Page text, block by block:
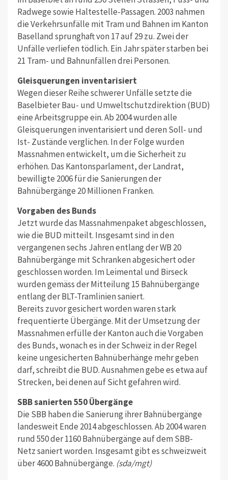
Radwege sowie Haltestelle-Passagen. 2003 nahmen
die Verkehrsunfälle mit Tram und Bahnen im Kanton
Baselland sprunghaft von 17 auf 29 zu. Zwei der
Unfälle verliefen tödlich. Ein Jahr später starben bei
21 Tram- und Bahnunfällen drei Personen.
Gleisquerungen inventarisiert
Wegen dieser Reihe schwerer Unfälle setzte die
Baselbieter Bau- und Umweltschutzdirektion (BUD)
eine Arbeitsgruppe ein. Ab 2004 wurden alle
Gleisquerungen inventarisiert und deren Soll- und
Ist- Zustände verglichen. In der Folge wurden
Massnahmen entwickelt, um die Sicherheit zu
erhöhen. Das Kantonsparlament, der Landrat,
bewilligte 2006 für die Sanierungen der
Bahnübergänge 20 Millionen Franken.
Vorgaben des Bunds
Jetzt wurde das Massnahmenpaket abgeschlossen,
wie die BUD mitteilt. Insgesamt sind in den
vergangenen sechs Jahren entlang der WB 20
Bahnübergänge mit Schranken abgesichert oder
geschlossen worden. Im Leimental und Birseck
wurden gemäss der Mitteilung 15 Bahnübergänge
entlang der BLT-Tramlinien saniert.
Bereits zuvor gesichert worden waren stark
frequentierte Übergänge. Mit der Umsetzung der
Massnahmen erfülle der Kanton auch die Vorgaben
des Bunds, wonach es in der Schweiz in der Regel
keine ungesicherten Bahnüberhänge mehr geben
darf, schreibt die BUD. Ausnahmen gebe es etwa auf
Strecken, bei denen auf Sicht gefahren wird.
SBB sanierten 550 Übergänge
Die SBB haben die Sanierung ihrer Bahnübergänge
landesweit Ende 2014 abgeschlossen. Ab 2004 waren
rund 550 der 1160 Bahnübergänge auf dem SBB-
Netz saniert worden. Insgesamt gibt es schweizweit
über 4600 Bahnübergänge. (sda/mgt)